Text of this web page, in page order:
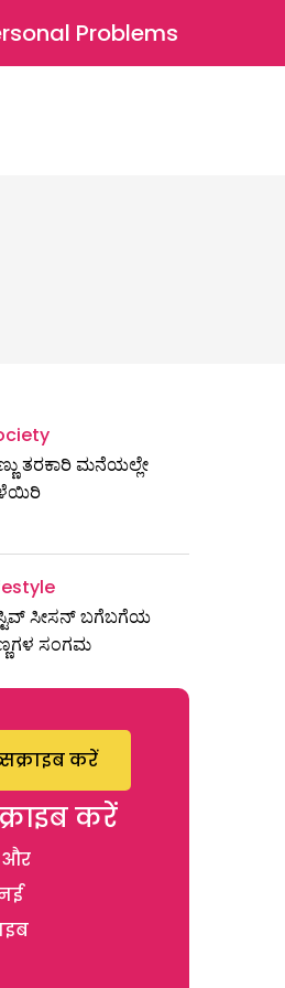
Problems
ತರಕಾರಿ ಮನೆಯಲ್ಲೇ
ಸೀಸನ್‌ ಬಗೆಬಗೆಯ
ಸಂಗಮ
करें
और
करें